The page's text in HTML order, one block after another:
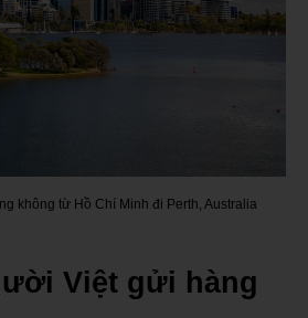
không từ Hồ Chí Minh đi Perth, Australia
Việt gửi hàng